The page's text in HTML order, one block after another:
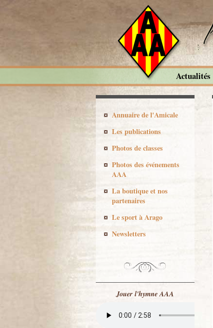
Actualités
Annuaire de l'Amicale
Les publications
Photos de classes
Photos des événements
AAA
La boutique et nos
partenaires
Le sport à Arago
Newsletters
Jouer l'hymne AAA